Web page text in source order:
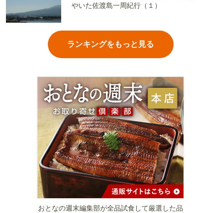
やいた佐渡島一周紀行（１）
ランキングをもっと見る
おとなの週末編集部が全品試食して厳選した品